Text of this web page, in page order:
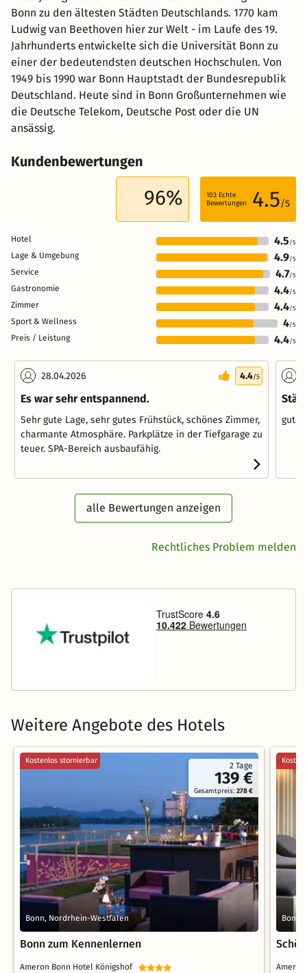
Bonn zu den ältesten Städten Deutschlands. 1770 kam
Ludwig van Beethoven hier zur Welt - im Laufe des 19.
Jahrhunderts entwickelte sich die Universität Bonn zu
einer der bedeutendsten deutschen Hochschulen. Von
1949 bis 1990 war Bonn Hauptstadt der Bundesrepublik
Deutschland. Heute sind in Bonn Großunternehmen wie
die Deutsche Telekom, Deutsche Post oder die UN
ansässig.
Kundenbewertungen
96% 103 Echte
Bewertungen
4.5/5
Hotel 4.5 /5
Lage & Umgebung 4.9/5
Service 4.7/5
Gastronomie 4.4/5
Zimmer 4.4/5
Sport & Wellness 4/5
Preis / Leistung 4.4/5
28.04.2026 4.4/5
Es war sehr entspannend.
Sehr gute Lage, sehr gutes Frühstück, schönes Zimmer,
charmante Atmosphäre. Parkplätze in der Tiefgarage zu
teuer. SPA-Bereich ausbaufähig.
gute
alle Bewertungen anzeigen
Rechtliches Problem melden
Weitere Angebote des Hotels
2 Tage
139 €
Gesamtpreis:278 €
Kostenlos stornierbar
Bonn, Nordrhein-Westfalen
Bonn zum Kennenlernen
Ameron Bonn Hotel Königshof
Bonn,